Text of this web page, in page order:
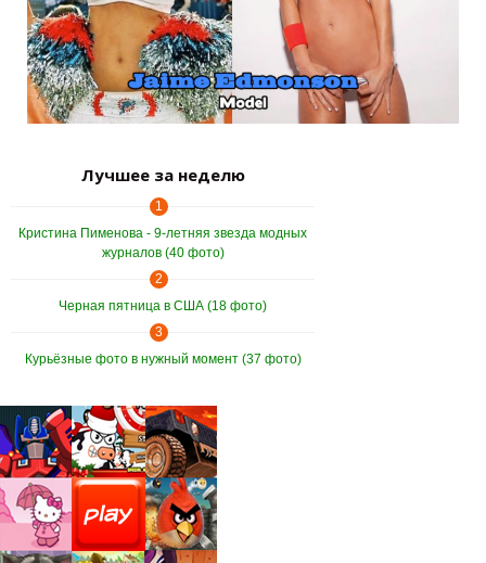
Лучшее за неделю
1
Кристина Пименова - 9-летняя звезда модных
журналов (40 фото)
2
Черная пятница в США (18 фото)
3
Курьёзные фото в нужный момент (37 фото)